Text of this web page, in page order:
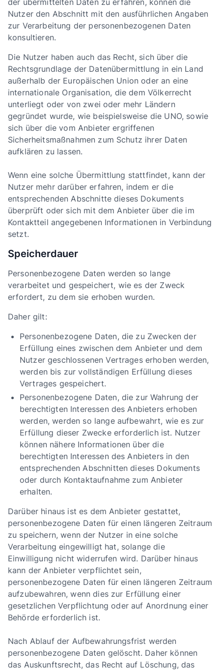
der übermittelten Daten zu erfahren, können die
Nutzer den Abschnitt mit den ausführlichen Angaben
zur Verarbeitung der personenbezogenen Daten
konsultieren.
Die Nutzer haben auch das Recht, sich über die
Rechtsgrundlage der Datenübermittlung in ein Land
außerhalb der Europäischen Union oder an eine
internationale Organisation, die dem Völkerrecht
unterliegt oder von zwei oder mehr Ländern
gegründet wurde, wie beispielsweise die UNO, sowie
sich über die vom Anbieter ergriffenen
Sicherheitsmaßnahmen zum Schutz ihrer Daten
aufklären zu lassen.
Wenn eine solche Übermittlung stattfindet, kann der
Nutzer mehr darüber erfahren, indem er die
entsprechenden Abschnitte dieses Dokuments
überprüft oder sich mit dem Anbieter über die im
Kontaktteil angegebenen Informationen in Verbindung
setzt.
Speicherdauer
Personenbezogene Daten werden so lange
verarbeitet und gespeichert, wie es der Zweck
erfordert, zu dem sie erhoben wurden.
Daher gilt:
Personenbezogene Daten, die zu Zwecken der
Erfüllung eines zwischen dem Anbieter und dem
Nutzer geschlossenen Vertrages erhoben werden,
werden bis zur vollständigen Erfüllung dieses
Vertrages gespeichert.
Personenbezogene Daten, die zur Wahrung der
berechtigten Interessen des Anbieters erhoben
werden, werden so lange aufbewahrt, wie es zur
Erfüllung dieser Zwecke erforderlich ist. Nutzer
können nähere Informationen über die
berechtigten Interessen des Anbieters in den
entsprechenden Abschnitten dieses Dokuments
oder durch Kontaktaufnahme zum Anbieter
erhalten.
Darüber hinaus ist es dem Anbieter gestattet,
personenbezogene Daten für einen längeren Zeitraum
zu speichern, wenn der Nutzer in eine solche
Verarbeitung eingewilligt hat, solange die
Einwilligung nicht widerrufen wird. Darüber hinaus
kann der Anbieter verpflichtet sein,
personenbezogene Daten für einen längeren Zeitraum
aufzubewahren, wenn dies zur Erfüllung einer
gesetzlichen Verpflichtung oder auf Anordnung einer
Behörde erforderlich ist.
Nach Ablauf der Aufbewahrungsfrist werden
personenbezogene Daten gelöscht. Daher können
das Auskunftsrecht, das Recht auf Löschung, das